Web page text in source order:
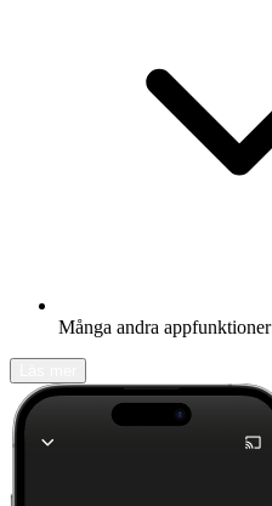
Många andra appfunktioner